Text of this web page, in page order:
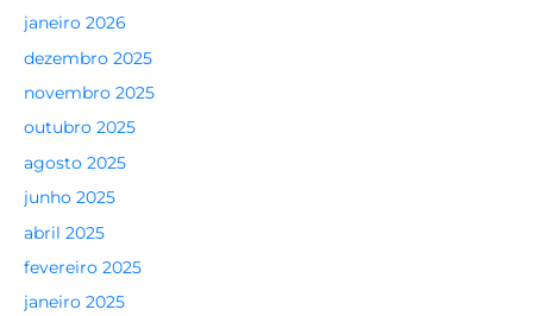
janeiro 2026
dezembro 2025
novembro 2025
outubro 2025
agosto 2025
junho 2025
abril 2025
fevereiro 2025
janeiro 2025